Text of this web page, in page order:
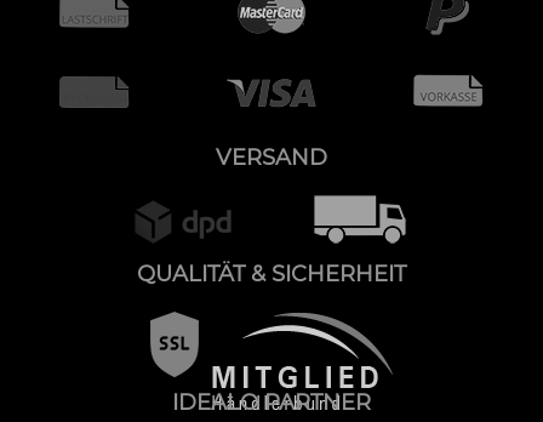
VERSAND
QUALITÄT & SICHERHEIT
IDEALO PARTNER